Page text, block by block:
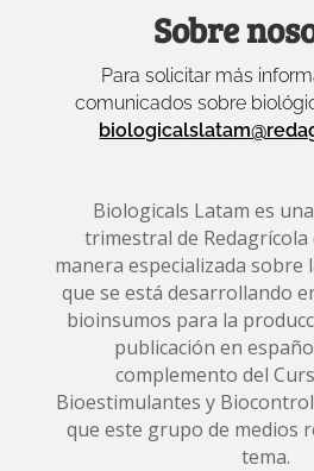
Sobre
Para solicitar más
comunicados sobre
Biologicals Latam es
trimestral de
manera especializada sobre
que se está desarrollando
bioinsumos para la
publicación en
complemento del
Bioestimulantes y
que este grupo de medios
tema.